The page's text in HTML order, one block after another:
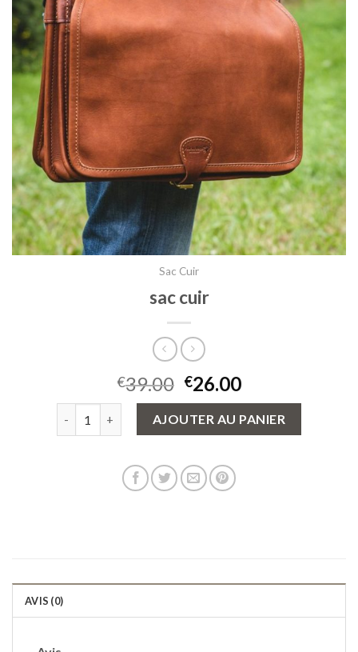
Sac Cuir
sac cuir
€39.00 €26.00
quantité de sac cuirAJOUTER AU PANIER
AVIS (0)